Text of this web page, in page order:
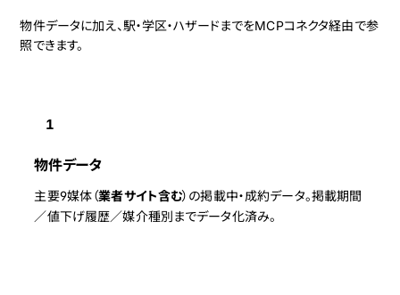
物件データに加え、駅・学区・ハザードまでをMCPコネクタ経由で参
照できます。
1
物件データ
主要9媒体（業者サイト含む）の掲載中・成約データ。掲載期間
／値下げ履歴／媒介種別までデータ化済み。